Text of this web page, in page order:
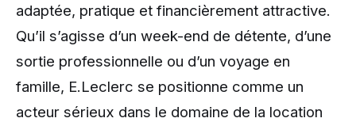
adaptée, pratique et financièrement attractive.
Qu’il s’agisse d’un week-end de détente, d’une
sortie professionnelle ou d’un voyage en
famille, E.Leclerc se positionne comme un
acteur sérieux dans le domaine de la location